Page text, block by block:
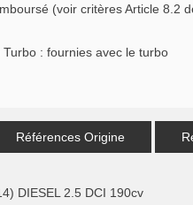
(voir critères Article 8.2
: fournies avec le turbo
Références Origine
DIESEL 2.5 DCI 190cv